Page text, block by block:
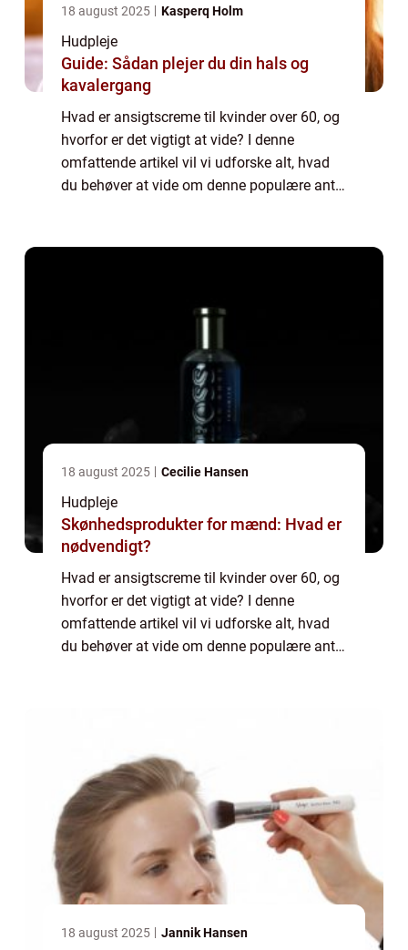
18 august 2025 Kasperq Holm
Hudpleje
Guide: Sådan plejer du din hals og
kavalergang
Hvad er ansigtscreme til kvinder over 60, og
hvorfor er det vigtigt at vide? I denne
omfattende artikel vil vi udforske alt, hvad
du behøver at vide om denne populære anti-
18 august 2025 Cecilie Hansen
Hudpleje
Skønhedsprodukter for mænd: Hvad er
nødvendigt?
Hvad er ansigtscreme til kvinder over 60, og
hvorfor er det vigtigt at vide? I denne
omfattende artikel vil vi udforske alt, hvad
du behøver at vide om denne populære anti-
18 august 2025 Jannik Hansen